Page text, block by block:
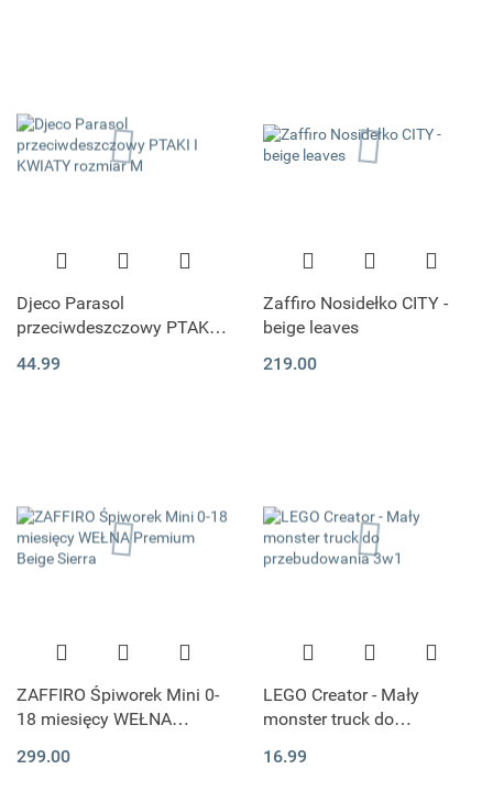
Djeco Parasol
przeciwdeszczowy PTAKI I
44.99
Zaffiro Nosidełko CITY -
beige leaves
219.00
ZAFFIRO Śpiworek Mini 0-
18 miesięcy WEŁNA
299.00
LEGO Creator - Mały
monster truck do
16.99